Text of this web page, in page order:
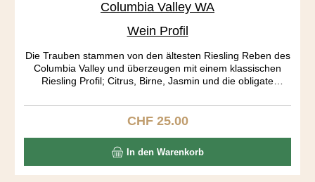
Columbia Valley WA
Wein Profil
Die Trauben stammen von den ältesten Riesling Reben des
Columbia Valley und überzeugen mit einem klassischen
Riesling Profil; Citrus, Birne, Jasmin und die obligate
zu einem frischen Weisswein mit einem dann eher atypisch
langen Abgang. Gemäss EU Richtlinien gilt dieser Wein als
18 g/L) und die Säure unter 10 g/L liegt.
Regulärer Preis:
CHF 25.00
In den Warenkorb